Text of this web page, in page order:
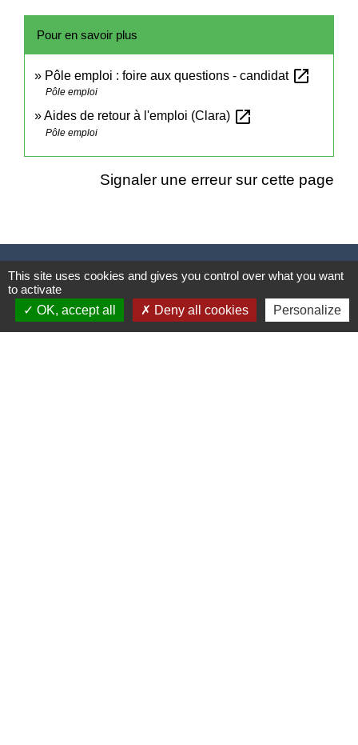
Pour en savoir plus
Pôle emploi : foire aux questions - candidat open_in_new
Pôle emploi
Aides de retour à l'emploi (Clara) open_in_new
Pôle emploi
Signaler une erreur sur cette page
Contacts
Mairie de Cuq-Toulza
10, avenue Jean Jaurès
This site uses cookies and gives you control over what you want
to activate
OK, accept all
Deny all cookies Personalize